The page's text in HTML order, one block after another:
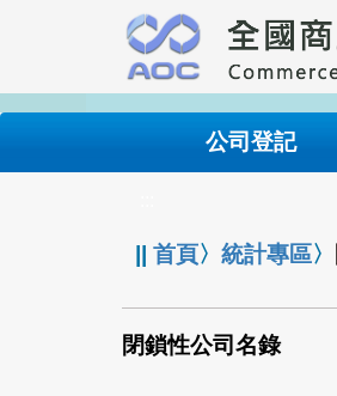
要
內
公司登記
||首頁〉統計專區〉
閉鎖性公司名錄